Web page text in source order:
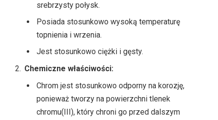
srebrzysty połysk.
Posiada stosunkowo wysoką temperaturę
topnienia i wrzenia.
Jest stosunkowo ciężki i gęsty.
Chemiczne właściwości:
Chrom jest stosunkowo odporny na korozję,
ponieważ tworzy na powierzchni tlenek
chromu(III), który chroni go przed dalszym